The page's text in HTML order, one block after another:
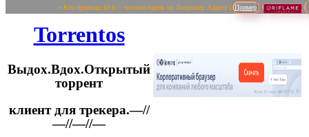
~ Кто приводи 10 и > человек/вдень по Якорному Адресу ( Пример
Torrentos
Выдох.Вдох.Открытый
торрент